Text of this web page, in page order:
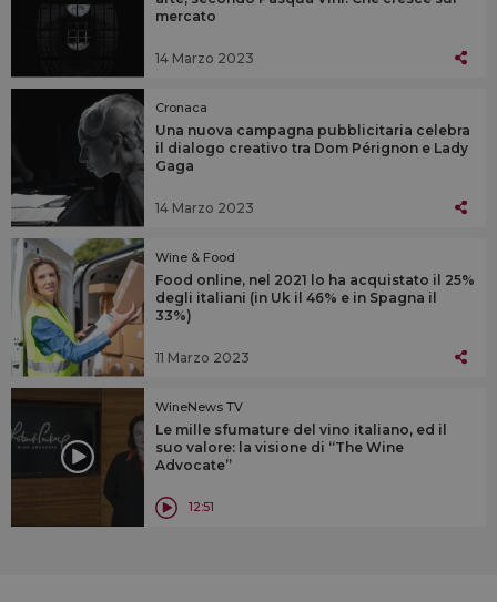
mercato
14 Marzo 2023
Cronaca
Una nuova campagna pubblicitaria celebra
il dialogo creativo tra Dom Pérignon e Lady
Gaga
14 Marzo 2023
Wine & Food
Food online, nel 2021 lo ha acquistato il 25%
degli italiani (in Uk il 46% e in Spagna il
33%)
11 Marzo 2023
WineNews TV
Le mille sfumature del vino italiano, ed il
suo valore: la visione di “The Wine
Advocate”
12:51